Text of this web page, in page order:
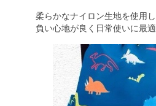
柔らかなナイロン生地を使用
負い心地が良く日常使いに最適